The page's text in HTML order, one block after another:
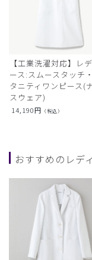
【工業洗濯対応】レ
ース:スムースタッチ
タニティワンピース(
スウェア)
14,190円 （税込）
おすすめのレデ